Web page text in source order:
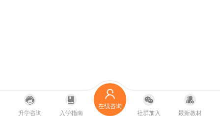
升学咨询 入学指南
在线咨询
社群加入
最新教材